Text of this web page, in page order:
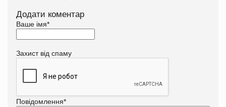
Додати коментар
Ваше імя*
Захист від спаму
Повідомлення*